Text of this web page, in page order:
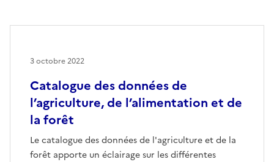
Catalogue des données de
l’agriculture, de l’alimentation et de
la forêt
Le catalogue des données de l'agriculture et de la
forêt apporte un éclairage sur les différentes
3 octobre 2022